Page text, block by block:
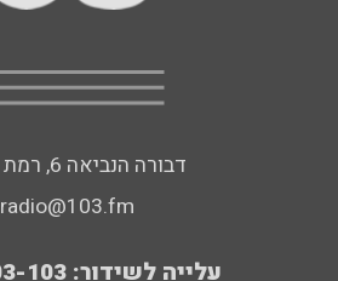
דבורה הנביאה 6, רמת השרון
radio@103.fm
עלייה לשידור: 0552-103-103